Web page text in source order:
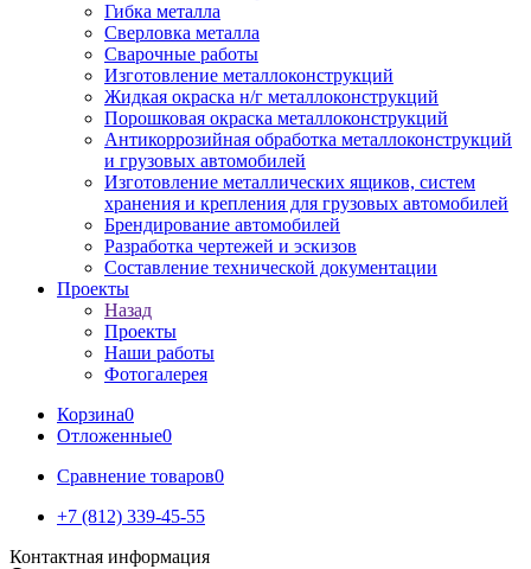
Гибка металла
Сверловка металла
Сварочные работы
Изготовление металлоконструкций
Жидкая окраска н/г металлоконструкций
Порошковая окраска металлоконструкций
Антикоррозийная обработка металлоконструкций
и грузовых автомобилей
Изготовление металлических ящиков, систем
хранения и крепления для грузовых автомобилей
Брендирование автомобилей
Разработка чертежей и эскизов
Составление технической документации
Проекты
Назад
Проекты
Наши работы
Фотогалерея
Корзина0
Отложенные0
Сравнение товаров0
+7 (812) 339-45-55
Контактная информация